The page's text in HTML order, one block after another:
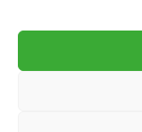
o
-
e
s
Az Érd Média
Médiatanács a